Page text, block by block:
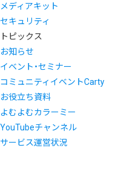
メディアキット
セキュリティ
トピックス
お知らせ
イベント・セミナー
コミュニティイベントCarty
お役立ち資料
よむよむカラーミー
YouTubeチャンネル
サービス運営状況